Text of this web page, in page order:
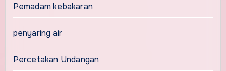
Pemadam kebakaran
penyaring air
Percetakan Undangan